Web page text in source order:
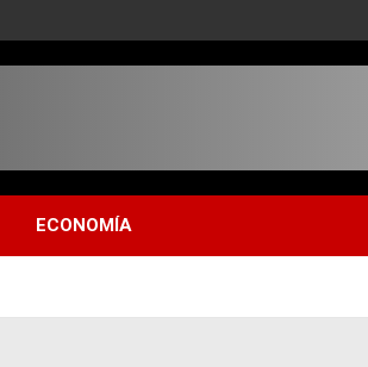
ECONOMÍA